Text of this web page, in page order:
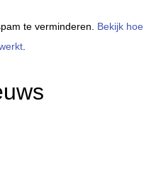
te verminderen. Bekijk hoe